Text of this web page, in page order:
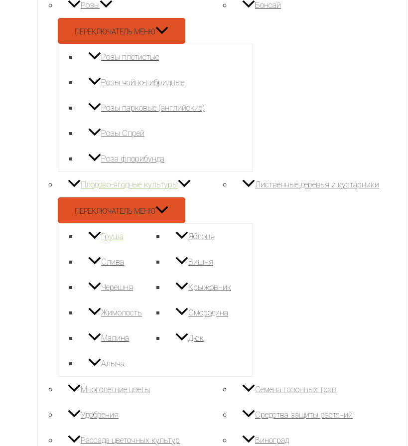
Розы
ПЕРЕКЛЮЧАТЕЛЬ МЕНЮ
Розы плетистые
Розы чайно-гибридные
Розы парковые (английские)
Розы Спрей
Роза флорибунда
Бонсай
Плодово-ягодные культуры
ПЕРЕКЛЮЧАТЕЛЬ МЕНЮ
Груша Яблоня
Слива Вишня
Черешня Крыжовник
Жимолость Смородина
Малина Дюк
Алыча
Лиственные деревья и кустарники
Многолетние цветы Семена газонных трав
Удобрения Средства защиты растений
Рассада цветочных культур Виноград